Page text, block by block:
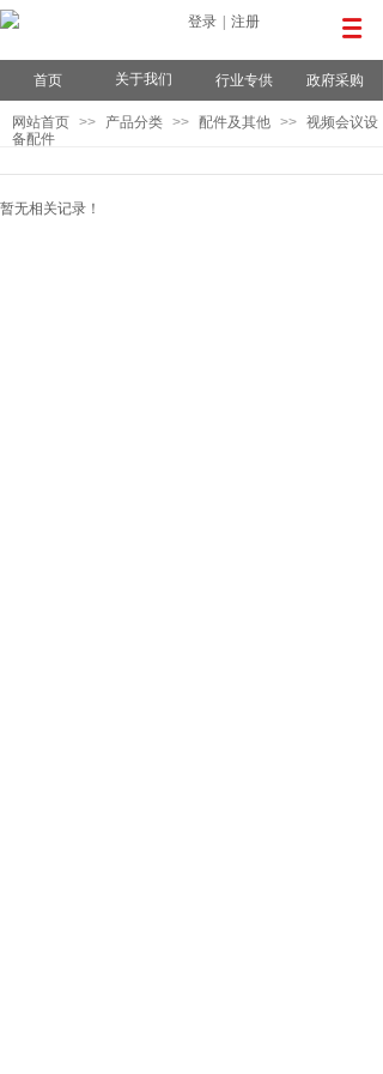
登录 注册
首页 关于我们 行业专供 政府采购
网站首页 >> 产品分类 >> 配件及其他 >> 视频会议设
备配件
暂无相关记录！